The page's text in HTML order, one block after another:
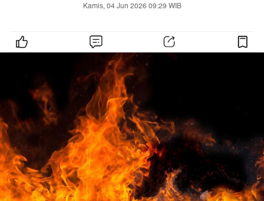
Kamis, 04 Jun 2026 09:29 WIB